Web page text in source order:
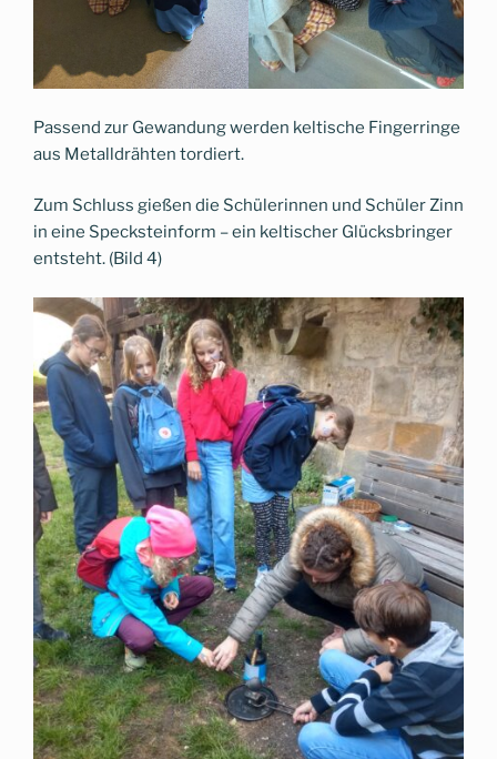
Passend zur Gewandung werden keltische Fingerringe
aus Metalldrähten tordiert.
Zum Schluss gießen die Schülerinnen und Schüler Zinn
in eine Specksteinform – ein keltischer Glücksbringer
entsteht. (Bild 4)